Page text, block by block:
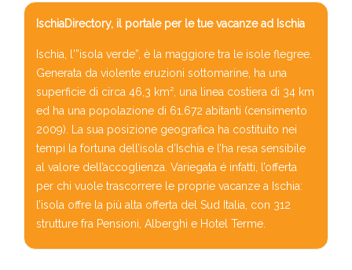
IschiaDirectory, il portale per le tue vacanze ad Ischia
Ischia, l'”isola verde”, è la maggiore tra le isole flegree.
Generata da violente eruzioni sottomarine, ha una
superficie di circa 46,3 km², una linea costiera di 34 km
ed ha una popolazione di 61.672 abitanti (censimento
2009). La sua posizione geografica ha costituito nei
tempi la fortuna dell’isola d’Ischia e l’ha resa sensibile
al valore dell’accoglienza. Variegata é infatti, l’offerta
per chi vuole trascorrere le proprie vacanze a Ischia:
l’isola offre la più alta offerta del Sud Italia, con 312
strutture fra Pensioni, Alberghi e Hotel Terme.